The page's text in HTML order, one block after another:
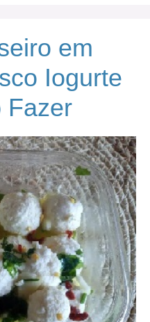
em
Iogurte
Fazer